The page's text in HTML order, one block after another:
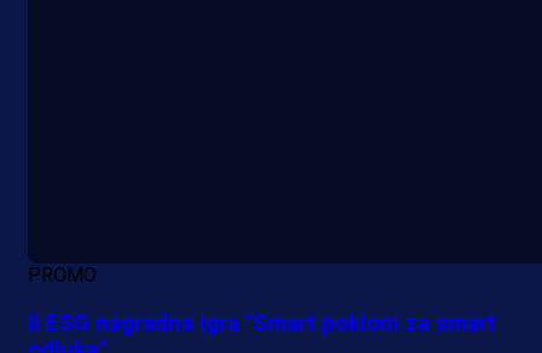
PROMO
II ESG nagradna igra "Smart pokloni za smart